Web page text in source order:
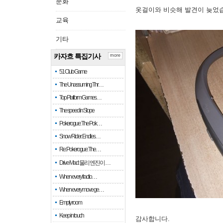
교육
기타
카자흐 특집기사
51 Club Game
The Unassuming Thr…
Top Platform Games…
The speed in Slope
Pokerogue: The Pok…
Snow Rider: Endles…
Re: Pokerogue: The…
Drive Mad: 물리 엔진이 …
When every fractio…
When every move ge…
Empty room
Keep in touch
more
옷걸이와 비슷해 발견이 늦었
감사합니다.